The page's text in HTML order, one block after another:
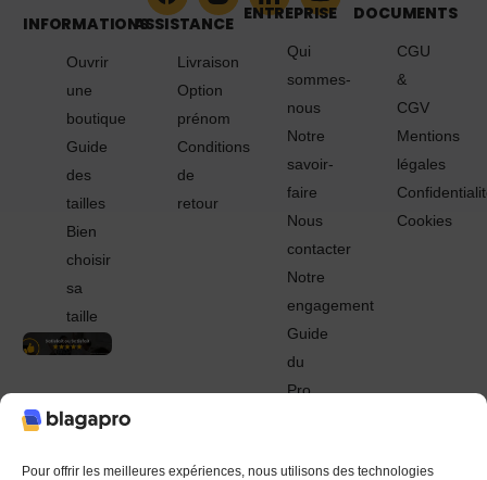
Pour offrir les meilleures expériences, nous utilisons des technologies
INFORMATIONS
Ouvrir
une
boutique
Guide
des
tailles
Bien
choisir
sa
taille
ASSISTANCE
Livraison
Option
prénom
Conditions
de
retour
ENTREPRISE
Qui
sommes-
nous
Notre
savoir-
faire
Nous
contacter
Notre
engagement
Guide
du
Pro
DOCUMENTS
CGU
&
CGV
Mentions
légales
Cookies
© 2022 - 2024 Blagapro. Tous droits réservés. Textiles
personnalisés à Orléans